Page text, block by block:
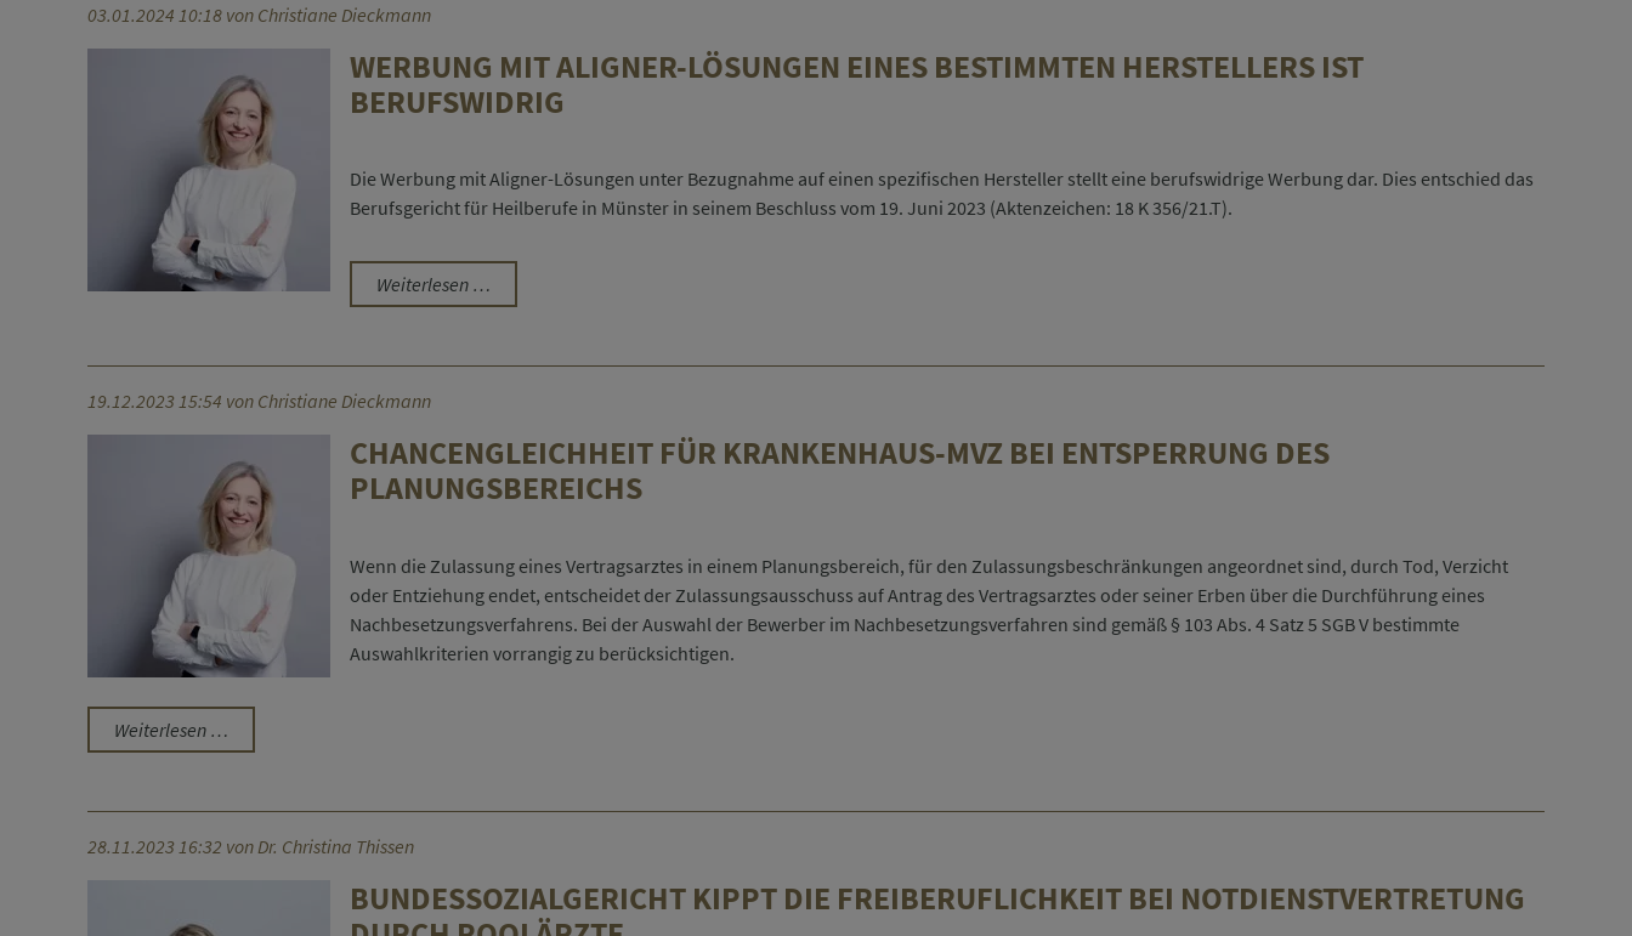
Immer
der
Es
kommt
03.01.2024 10:18 von Christiane Dieckmann
WERBUNG MIT ALIGNER-LÖSUNGEN EINES BESTIMMTEN HERSTELLERS IST
BERUFSWIDRIG
Die Werbung mit Aligner-Lösungen unter Bezugnahme auf einen spezifischen Hersteller stellt eine berufswidrige Werbung dar. Dies entschied das
Berufsgericht für Heilberufe in Münster in seinem Beschluss vom 19. Juni 2023 (Aktenzeichen: 18 K 356/21.T).
Weiterlesen …
mit
Lösungen
Herstellers
ist
19.12.2023 15:54 von Christiane Dieckmann
CHANCENGLEICHHEIT FÜR KRANKENHAUS-MVZ BEI ENTSPERRUNG DES
PLANUNGSBEREICHS
Wenn die Zulassung eines Vertragsarztes in einem Planungsbereich, für den Zulassungsbeschränkungen angeordnet sind, durch Tod, Verzicht
oder Entziehung endet, entscheidet der Zulassungsausschuss auf Antrag des Vertragsarztes oder seiner Erben über die Durchführung eines
Nachbesetzungsverfahrens. Bei der Auswahl der Bewerber im Nachbesetzungsverfahren sind gemäß § 103 Abs. 4 Satz 5 SGB V bestimmte
Auswahlkriterien vorrangig zu berücksichtigen.
Weiterlesen …
für
MVZ
bei
28.11.2023 16:32 von Dr. Christina Thissen
BUNDESSOZIALGERICHT KIPPT DIE FREIBERUFLICHKEIT BEI NOTDIENSTVERTRETUNG